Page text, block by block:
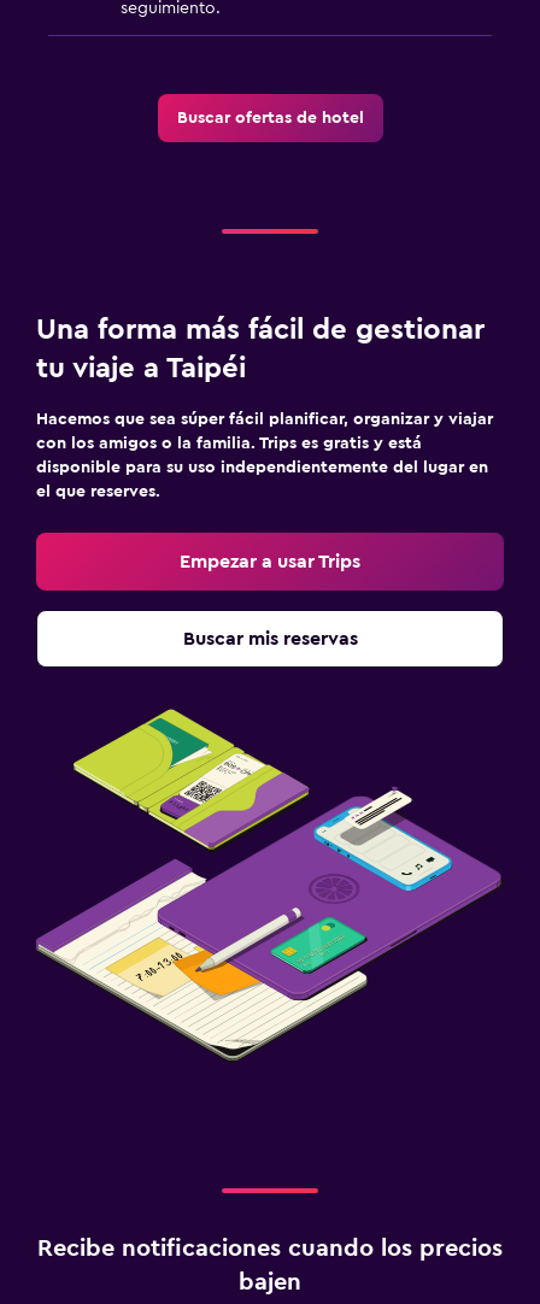
seguimiento.
Buscar ofertas de hotel
Una forma más fácil de gestionar
tu viaje a Taipéi
Hacemos que sea súper fácil planificar, organizar y viajar
con los amigos o la familia. Trips es gratis y está
disponible para su uso independientemente del lugar en
el que reserves.
Empezar a usar Trips
Buscar mis reservas
Recibe notificaciones cuando los precios
bajen